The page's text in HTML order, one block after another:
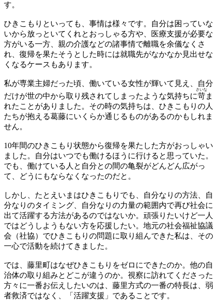
す。
ひきこもりといっても、事情は様々です。自分は困っていな
いから放っといてくれとおっしゃる方や、医療支援が必要な
方がいる一方、親の介護などの諸事情で離職を余儀なくさ
れ、復帰を果たそうとした時には就職先がなかなか見出せな
くなるケースもあります。
私が専業主婦だった頃、働いている女性が輝いて見え、自分
だけが世の中から取り残されてしまったような気持ちに苛
さいな
ま
れたことがありました。その時の気持ちは、ひきこもりの人
たちが抱える葛藤にいくらか通じるものがあるのかもしれま
せん。
10年間のひきこもり状態から復帰を果たした方がおっしゃい
ました。自分はいつでも働けるほうに行けると思っていた。
でも、働けている人と自分との間の亀裂がどんどん広がっ
て、どうにもならなくなったのだと。
しかし、たとえいまはひきこもりでも、自分なりの方法、自
分なりのタイミング、自分なりの力量の範囲内で再び社会に
出て活躍する方法があるのではないか。頑張りたいけど一人
ではどうしようもない方を応援したい。地元の社会福祉協議
会（社協）でひきこもりの問題に取り組んできた私は、その
一心で活動を続けてきました。
では、藤里町はなぜひきこもりをゼロにできたのか。他の自
治体の取り組みとどこが違うのか。視察に訪れてくださった
方々に一番お伝えしたいのは、藤里方式の一番の特長は、弱
者救済ではなく、「活躍支援」であることです。